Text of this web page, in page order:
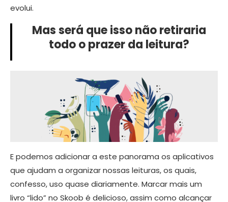
evolui.
Mas será que isso não retiraria
todo o prazer da leitura?
E podemos adicionar a este panorama os aplicativos
que ajudam a organizar nossas leituras, os quais,
confesso, uso quase diariamente. Marcar mais um
livro “lido” no Skoob é delicioso, assim como alcançar